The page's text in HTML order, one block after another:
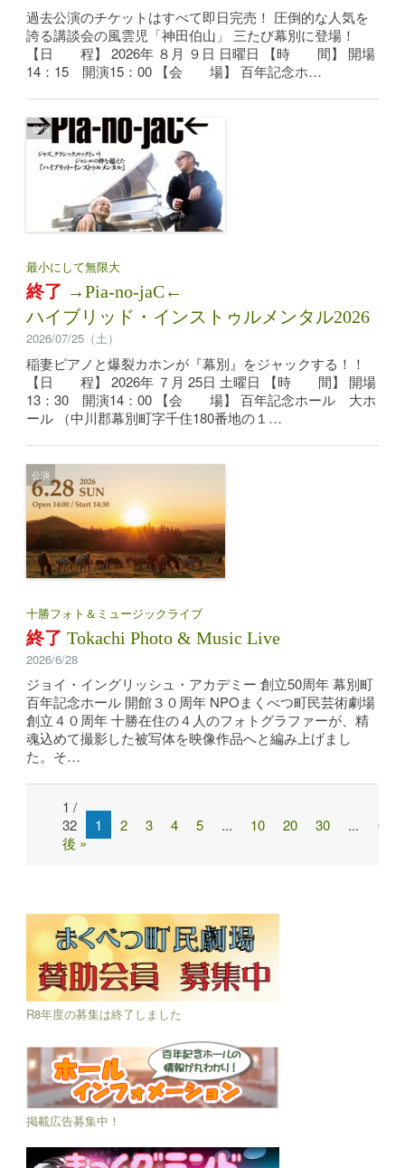
過去公演のチケットはすべて即日完売！ 圧倒的な人気を
誇る講談会の風雲児「神田伯山」 三たび幕別に登場！
【日 程】 2026年 ８月 ９日 日曜日 【時 間】 開場
14：15 開演15：00 【会 場】 百年記念ホ…
公演
最小にして無限大
終了 →Pia-no-jaC←
ハイブリッド・インストゥルメンタル2026
2026/07/25（土）
稲妻ピアノと爆裂カホンが『幕別』をジャックする！！
【日 程】 2026年 ７月 25日 土曜日 【時 間】 開場
13：30 開演14：00 【会 場】 百年記念ホール 大ホ
ール （中川郡幕別町字千住180番地の１…
公演
十勝フォト＆ミュージックライブ
終了Tokachi Photo & Music Live
2026/6/28
ジョイ・イングリッシュ・アカデミー 創立50周年 幕別町
百年記念ホール 開館３０周年 NPOまくべつ町民芸術劇場
創立４０周年 十勝在住の４人のフォトグラファーが、精
魂込めて撮影した被写体を映像作品へと編み上げまし
た。そ…
Post
navigation
1 /
32
1 2 3 4 5 ... 10 20 30 ... »
後 »
R8年度の募集は終了しました
掲載広告募集中！